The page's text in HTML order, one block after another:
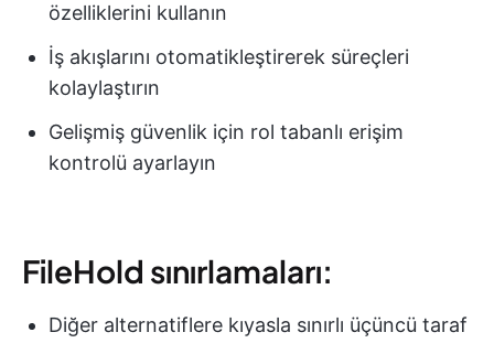
özelliklerini kullanın
İş akışlarını otomatikleştirerek süreçleri
kolaylaştırın
Gelişmiş güvenlik için rol tabanlı erişim
kontrolü ayarlayın
FileHold sınırlamaları:
Diğer alternatiflere kıyasla sınırlı üçüncü taraf